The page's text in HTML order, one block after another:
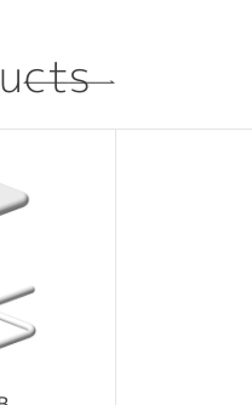
ucts
用検討を目的とした
設計確認用途での